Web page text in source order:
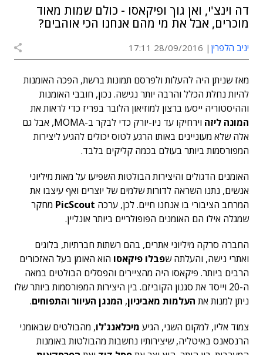
דה וינצ'י, ואן גוך ופיקאסו - כולם שמות מאוד
מוכרים, אבל את מי מהם אנחנו הכי אוהבים?
יניב הלפרין 28/09/2016 17:11
מאז שניתן היה להעלות ולפרסם תמונות ברשת, הפכה האומנות
להיות נחלת הכלל והרבה יותר נגישה. נכון, חובבי האומנות
וההיסטוריה ייסעו ברצון למוזיאון הלובר בפריז כדי לראות את
המונה ליזה
וירחיקו עד ניו-יורק כדי לבקר ב-MOMA, אבל גם
אלה שלא מעוניינים באותו הרגע לטוס יכולים להגיע ליצירות
המפורסמות ביותר בעולם בכמה קליקים בלבד.
האומנים הדגולים והיצירות הבולטות השפיעו על מאות מיליוני
אנשים, נתנו השראה לדורות שלמים של יוצרים ואף עיצבו את
המרחב הציבורי בו אנחנו חיים. לכן, ערכה PicScout מחקר
שמגלה אילו הם האומנים הפופולריים ביותר אונליין.
החברה סרקה מיליוני אתרים, בהם רשתות חברתיות, בלוגים
ואתרי נישה, והעלתה שפבלו פיקאסו הוא האומן בעל האזכורים
הרבים ביותר. פיקאסו היה מהציירים והפסלים הבולטים במאה
ה-20 וייסד את סגנון הקוביזם. בין היצירות המפורסמות ביותר שלו
ניתן למנות את העלמות מאביניון, המנגן העיוור והתפוחים.
צמוד אליו, למקום השני, הגיע מיכלאנג'לו, מהבולטים שבאומני
הרנסאנס באיטליה, שיצירותיו נחשבות מהבולטות באומנות